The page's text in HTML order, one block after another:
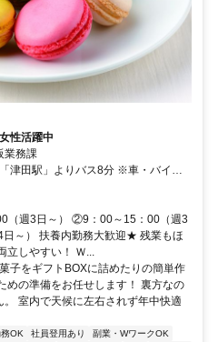
性活躍中
業務課
津田駅」よりバス8分 ※車・バイク
（週3日～） ②9：00～15：00（週3
～） 扶養内勤務大歓迎★ 残業もほ
立しやすい！ Ｗ...
子をギフトBOXに詰めたりの簡単作
めの準備をお任せします！ 裏方なの
室内で天候に左右されず年中快適
OK 社員登用あり
副業・WワークOK